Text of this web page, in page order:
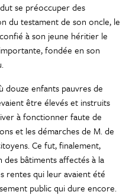
se préoccuper des
du testament de son oncle, le
à son jeune héritier le
fondée en son
douze enfants pauvres de
être élevés et instruits
à fonctionner faute de
et les démarches de M. de
Ce fut, finalement,
des bâtiments affectés à la
rentes qui leur avaient été
public qui dure encore.